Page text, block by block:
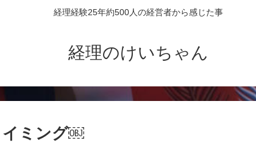
経理経験25年約500人の経営者から感じた事
経理のけいちゃん
イミング￼